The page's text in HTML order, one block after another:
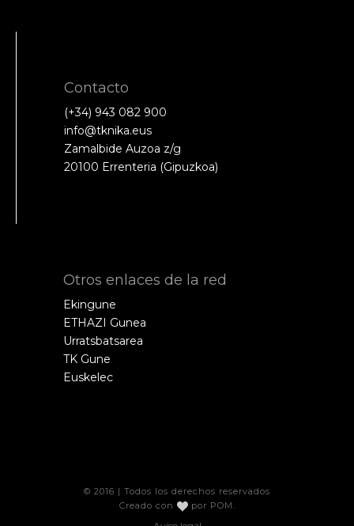
Contacto
(+34) 943 082 900
info@tknika.eus
Zamalbide Auzoa z/g
20100 Errenteria (Gipuzkoa)
Otros enlaces de la red
Ekingune
ETHAZI Gunea
Urratsbatsarea
TK Gune
Euskelec
© 2016 | Todos los derechos reservados
Creado con
por POM